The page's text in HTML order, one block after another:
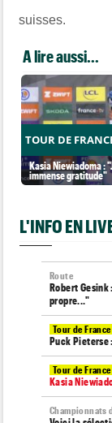
suisses.
A lire aussi...
TOUR DE
Kasia Niewiadoma :
immense gratitude"
L'INFO EN
Route
Robert
propre..."
Tour de France
Puck Pieterse
Tour de France
Kasia
Championnats